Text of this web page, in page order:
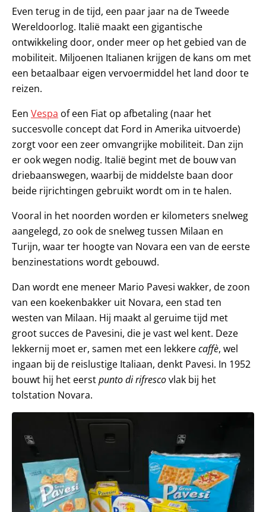
Even terug in de tijd, een paar jaar na de Tweede
Wereldoorlog. Italië maakt een gigantische
ontwikkeling door, onder meer op het gebied van de
mobiliteit. Miljoenen Italianen krijgen de kans om met
een betaalbaar eigen vervoermiddel het land door te
reizen.
Een Vespa of een Fiat op afbetaling (naar het
succesvolle concept dat Ford in Amerika uitvoerde)
zorgt voor een zeer omvangrijke mobiliteit. Dan zijn
er ook wegen nodig. Italië begint met de bouw van
driebaanswegen, waarbij de middelste baan door
beide rijrichtingen gebruikt wordt om in te halen.
Vooral in het noorden worden er kilometers snelweg
aangelegd, zo ook de snelweg tussen Milaan en
Turijn, waar ter hoogte van Novara een van de eerste
benzinestations wordt gebouwd.
Dan wordt ene meneer Mario Pavesi wakker, de zoon
van een koekenbakker uit Novara, een stad ten
westen van Milaan. Hij maakt al geruime tijd met
groot succes de Pavesini, die je vast wel kent. Deze
lekkernij moet er, samen met een lekkerecaffè, wel
ingaan bij de reislustige Italiaan, denkt Pavesi. In 1952
bouwt hij het eerstpunto di rifrescovlak bij het
tolstation Novara.